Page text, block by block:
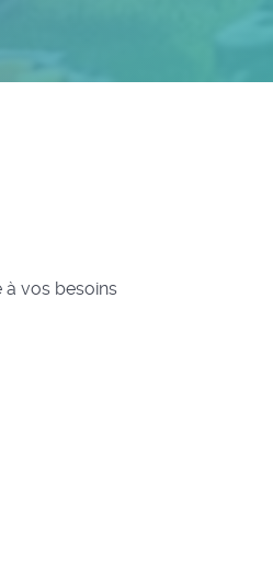
vos besoins